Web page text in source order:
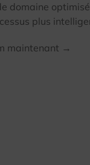
domaine
plus
maintenant →